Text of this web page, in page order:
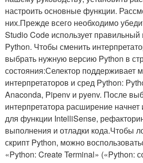
настроить основные функции.
них.Прежде всего необходимо
Studio Code использует правильный
Python. Чтобы сменить
выбрать нужную версию Python в
состояния:Селектор поддерживает
интерпретаторов и сред Python:
Anaconda, Pipenv и pyenv. После
интерпретатора расширение начнет
для функции IntelliSense,
выполнения и отладки кода.Чтобы
скрипт Python, можно
«Python: Create Terminal» («Python: